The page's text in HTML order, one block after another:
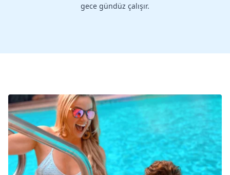
gece gündüz çalışır.